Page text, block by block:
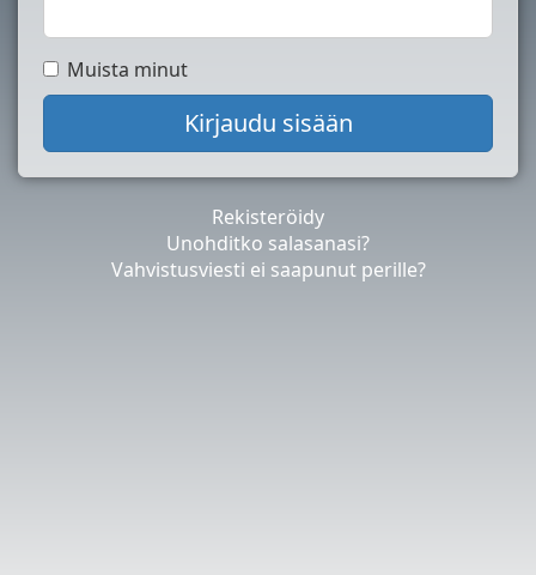
Muista minut
Rekisteröidy
Unohditko salasanasi?
Vahvistusviesti ei saapunut perille?